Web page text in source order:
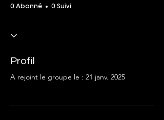
0 Abonné 0 Suivi
Profil
A rejoint le groupe le : 21 janv. 2025